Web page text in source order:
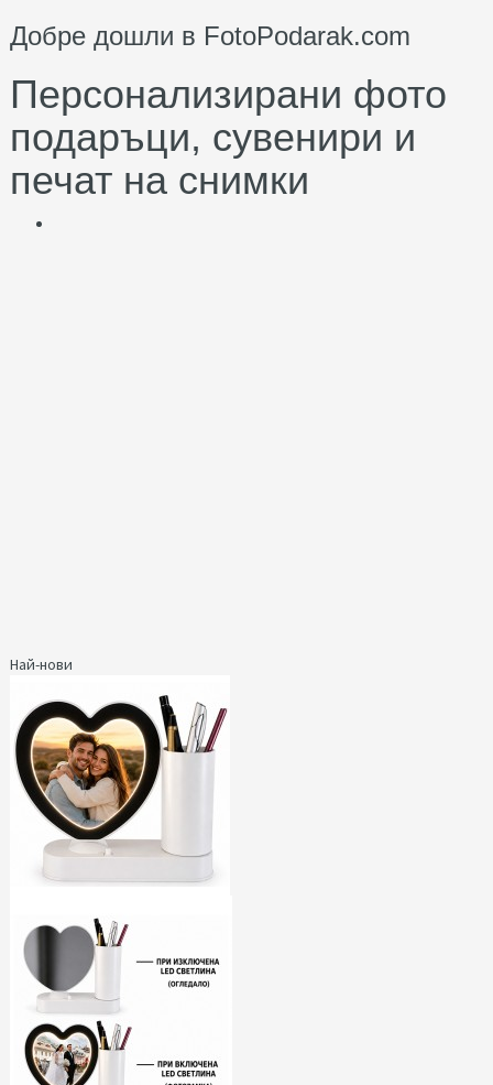
Добре дошли в FotoPodarak.com
Персонализирани фото
подаръци, сувенири и
печат на снимки
Най-нови